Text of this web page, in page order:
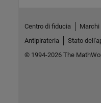
Centro di fiducia Marchi
Antipirateria
Stato
© 1994-2026 The